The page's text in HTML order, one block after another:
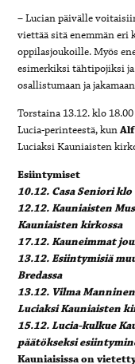
– Lucian päivälle
viettää sitä enemmän eri
oppilasjoukoille. Myös
esimerkiksi tähtipojiksi
osallistumaan ja
Torstaina 13.12. klo
Lucia-perinteestä, kun
Luciaksi Kauniaisten
Esiintymiset
10.12. Casa Seniori
12.12. Kauniaisten
Kauniaisten kirkossa
17.12. Kauneimmat
13.12. Esiintymisiä
Bredassa
13.12. Vilma
Luciaksi Kauniaisten
15.12. Lucia-kulkue
päätökseksi
Kauniaisissa on